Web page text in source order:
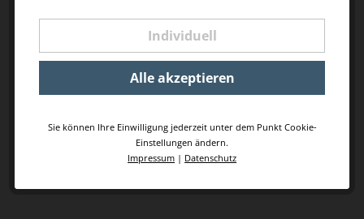
Individuell
Alle akzeptieren
Sie können Ihre Einwilligung jederzeit unter dem Punkt Cookie-
Einstellungen ändern.
Impressum | Datenschutz